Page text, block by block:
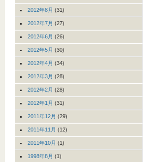
2012年8月 (31)
2012年7月 (27)
2012年6月 (26)
2012年5月 (30)
2012年4月 (34)
2012年3月 (28)
2012年2月 (28)
2012年1月 (31)
2011年12月 (29)
2011年11月 (12)
2011年10月 (1)
1998年8月 (1)